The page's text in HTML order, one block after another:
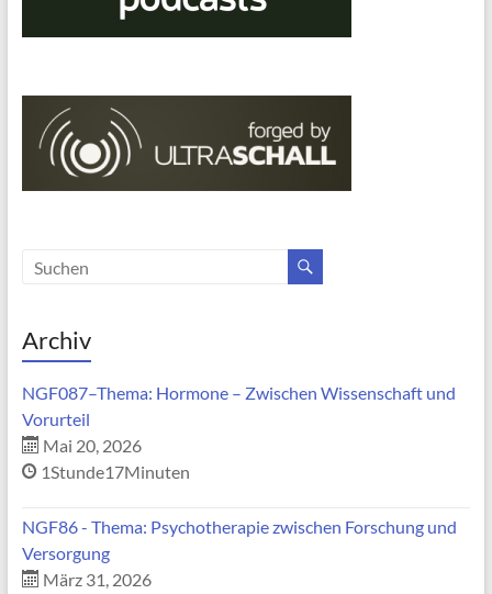
Archiv
NGF087–Thema: Hormone – Zwischen Wissenschaft und
Vorurteil
Mai 20, 2026
1Stunde17Minuten
NGF86 - Thema: Psychotherapie zwischen Forschung und
Versorgung
März 31, 2026